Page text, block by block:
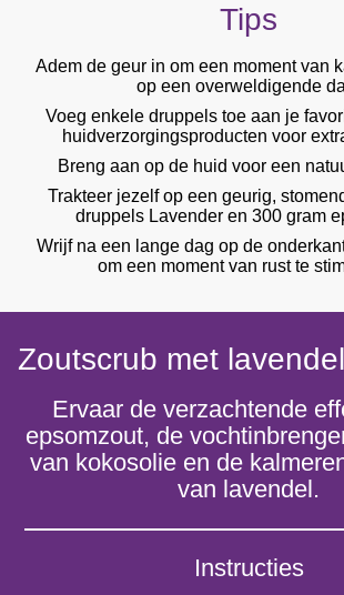
Tips
Adem de geur in om een moment van
op een overweldigende
Voeg enkele druppels toe aan je
huidverzorgingsproducten voor
Breng aan op de huid voor een
Trakteer jezelf op een geurig,
druppels Lavender en 300 gram
Wrijf na een lange dag op de
om een moment van rust te
Zoutscrub met
Ervaar de verzachtende
epsomzout, de
van kokosolie en de
van lavendel.
Instructies